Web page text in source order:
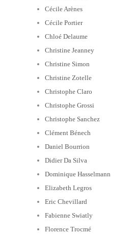
Cécile Arènes
Cécile Portier
Chloé Delaume
Christine Jeanney
Christine Simon
Christine Zotelle
Christophe Claro
Christophe Grossi
Christophe Sanchez
Clément Bénech
Daniel Bourrion
Didier Da Silva
Dominique Hasselmann
Elizabeth Legros
Eric Chevillard
Fabienne Swiatly
Florence Trocmé